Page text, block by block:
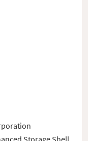
Storage Shell